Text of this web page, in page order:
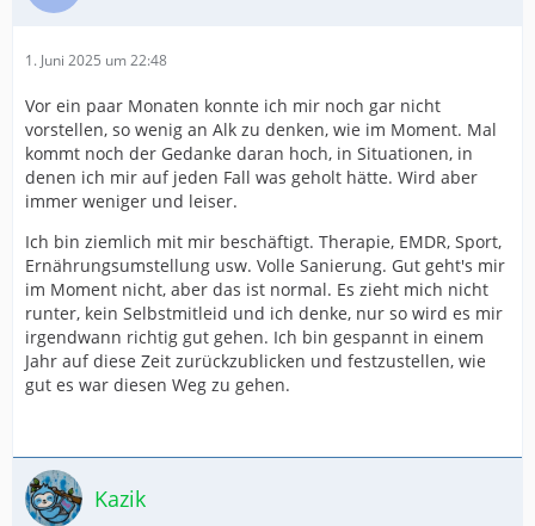
1. Juni 2025 um 22:48
Vor ein paar Monaten konnte ich mir noch gar nicht
vorstellen, so wenig an Alk zu denken, wie im Moment. Mal
kommt noch der Gedanke daran hoch, in Situationen, in
denen ich mir auf jeden Fall was geholt hätte. Wird aber
immer weniger und leiser.
Ich bin ziemlich mit mir beschäftigt. Therapie, EMDR, Sport,
Ernährungsumstellung usw. Volle Sanierung. Gut geht's mir
im Moment nicht, aber das ist normal. Es zieht mich nicht
runter, kein Selbstmitleid und ich denke, nur so wird es mir
irgendwann richtig gut gehen. Ich bin gespannt in einem
Jahr auf diese Zeit zurückzublicken und festzustellen, wie
gut es war diesen Weg zu gehen.
Kazik